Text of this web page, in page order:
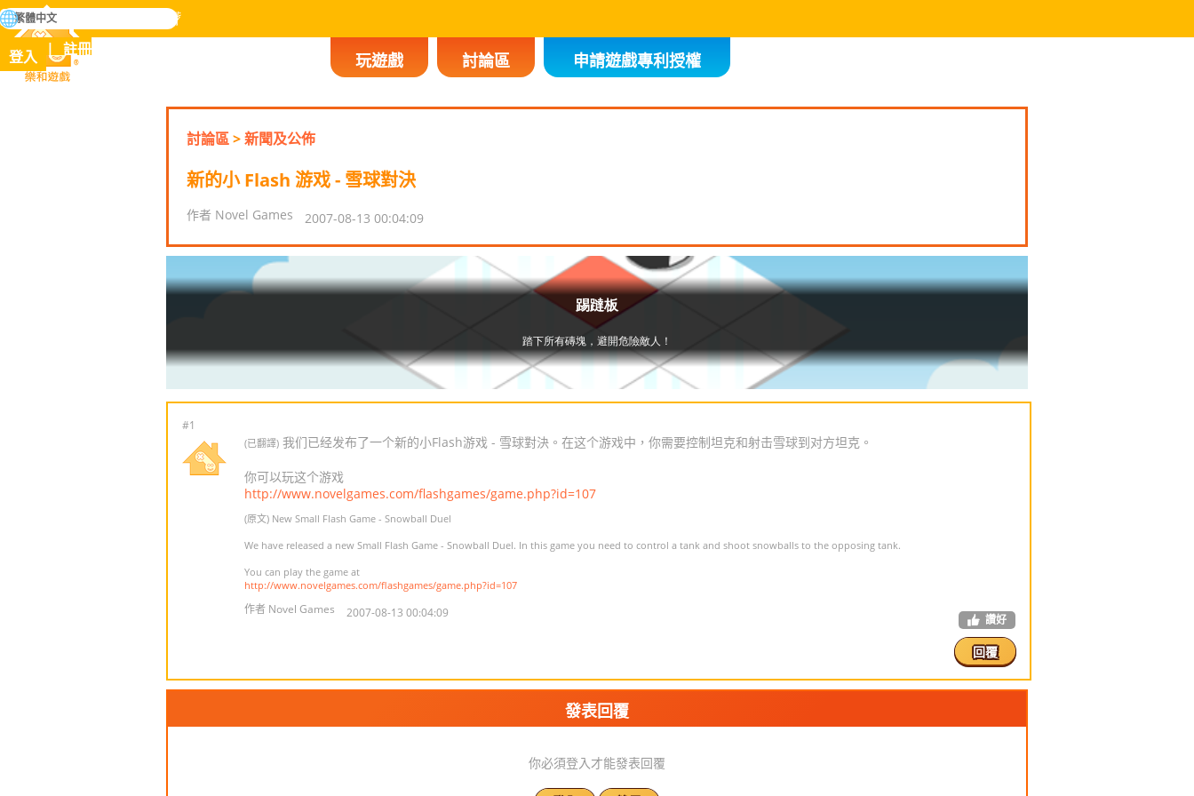
樂和遊戲
掌握人類歷史上所有遊戲
搜
尋
玩遊戲 討論區 申請遊戲專利授權
登入 註冊
繁體中文
討論區>新聞及公佈
新的小 Flash 游戏 - 雪球對決
作者 Novel Games 2007-08-13 00:04:09
#1
(已翻譯) 我们已经发布了一个新的小Flash游戏 - 雪球對決。在这个游戏中，你需要控制坦克和射击雪球到对方坦克。
你可以玩这个游戏
http://www.novelgames.com/flashgames/game.php?id=107
(原文) New Small Flash Game - Snowball Duel
We have released a new Small Flash Game - Snowball Duel. In this game you need to control a tank and shoot snowballs to the opposing tank.
You can play the game at
http://www.novelgames.com/flashgames/game.php?id=107
作者 Novel Games 2007-08-13 00:04:09 讚好
回覆
發表回覆
你必須登入才能發表回覆